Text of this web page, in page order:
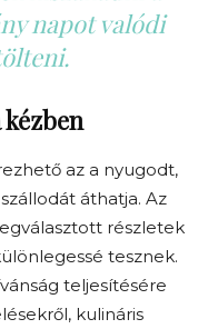
napot valódi
kézben
az a nyugodt,
áthatja. Az
részletek
tesznek.
teljesítésére
kulináris